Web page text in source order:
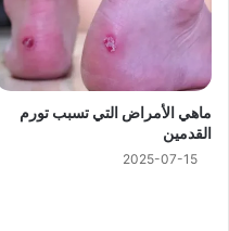
ماهي الأمراض التي تسبب تورم
القدمين
2025-07-15